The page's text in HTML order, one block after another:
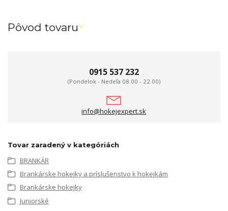
Pôvod tovaru
0915 537 232
(Pondelok - Nedeľa 08.00 - 22.00)
info@hokejexpert.sk
Tovar zaradený v kategóriách
BRANKÁR
Brankárske hokejky a príslušenstvo k hokejkám
Brankárske hokejky
Juniorské